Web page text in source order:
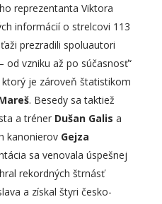
reprezentanta Viktora
informácií o strelcovi 113
prezradili spoluautori
od vzniku až po súčasnosť“
ktorý je zároveň štatistikom
. Besedy sa taktiež
a tréner Dušan Galis a
kanonierov Gejza
sa venovala úspešnej
rekordných štrnásť
a získal štyri česko-